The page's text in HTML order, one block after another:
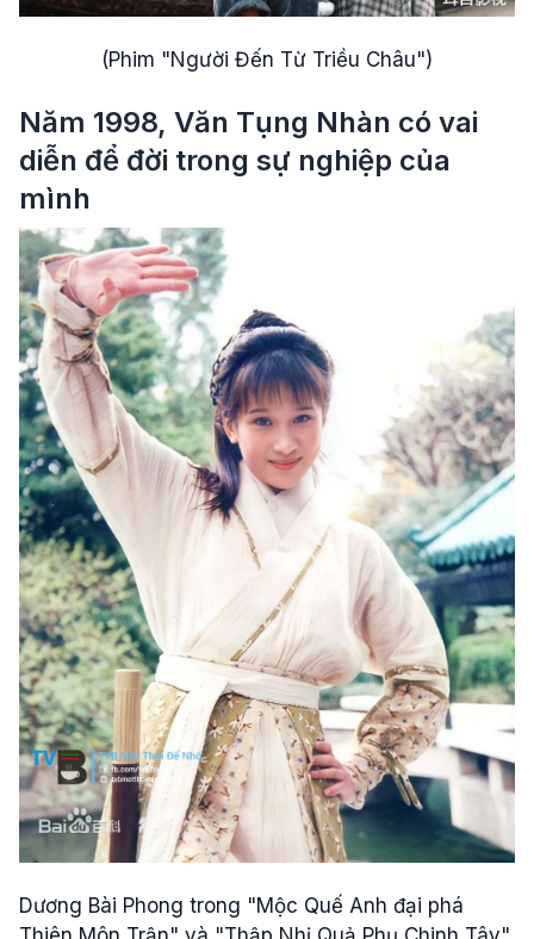
(Phim "Người Đến Từ Triều Châu")
Năm 1998, Văn Tụng Nhàn có vai
diễn để đời trong sự nghiệp của
mình
Dương Bài Phong trong "Mộc Quế Anh đại phá